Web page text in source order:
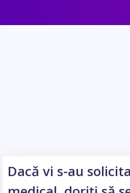
Dacă vi s-au